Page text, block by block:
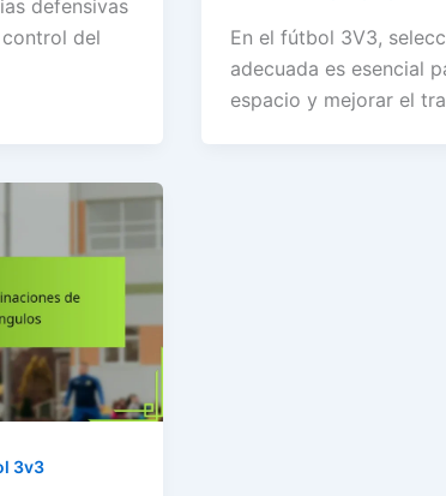
defensivas
del
En el fútbol 3V3,
adecuada es esencial
espacio y mejorar el
3v3